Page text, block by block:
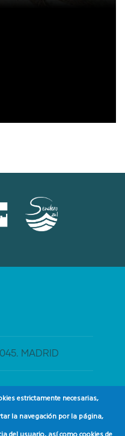
MADRID
estrictamente necesarias,
la navegación por la página,